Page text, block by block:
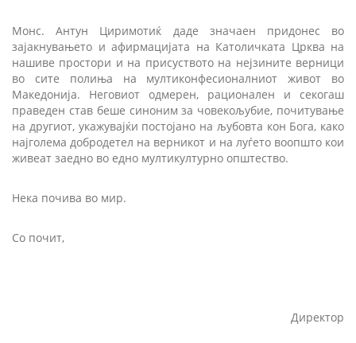
Монс. Антун Циримотиќ даде значаен придонес во
зајакнувањето и афирмацијата на Католичката Црква на
нашиве простори и на присуството на нејзините верници
во сите полиња на мултиконфесионалниот живот во
Македонија. Неговиот одмерен, рационален и секогаш
праведен став беше синоним за човекољубие, почитување
на другиот, укажувајќи постојано на љубовта кон Бога, како
најголема добродетел на верникот и на луѓето воопшто кои
живеат заедно во едно мултикултурно општество.
Нека почива во мир.
Со почит,
Директор